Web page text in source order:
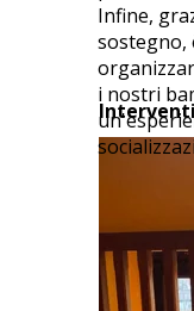
Infine,
sostegno,
i nostri